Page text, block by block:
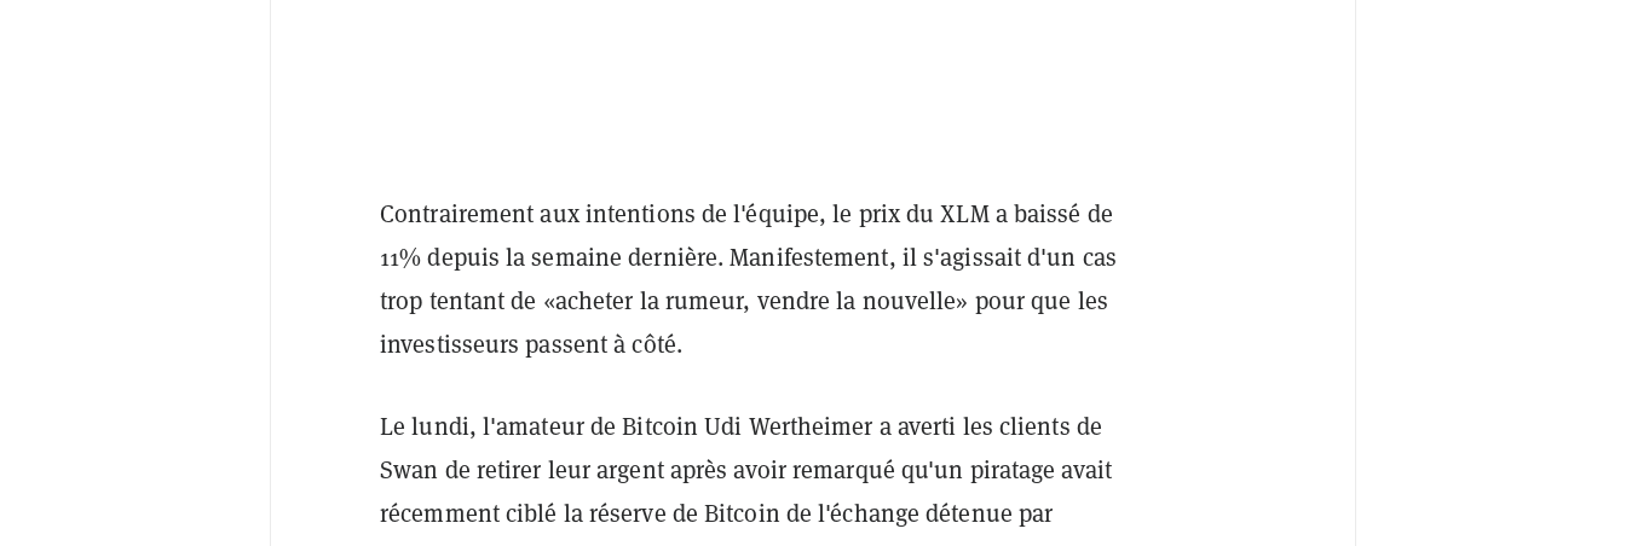
Contrairement aux intentions de l'équipe, le prix du XLM a baissé de
11% depuis la semaine dernière. Manifestement, il s'agissait d'un cas
trop tentant de «acheter la rumeur, vendre la nouvelle» pour que les
investisseurs passent à côté.
Le lundi, l'amateur de Bitcoin Udi Wertheimer a averti les clients de
Swan de retirer leur argent après avoir remarqué qu'un piratage avait
récemment ciblé la réserve de Bitcoin de l'échange détenue par